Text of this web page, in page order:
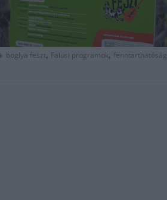
boglya feszt, Falusi programok, fenntarthatóság